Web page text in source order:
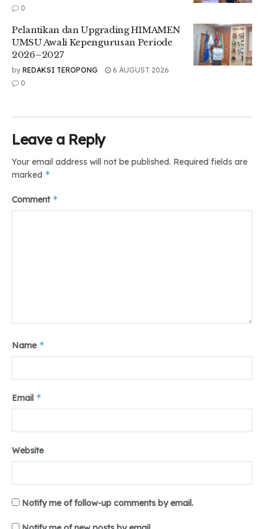
“Saya sangat mengapresiasi semua panitia di balik PKKMB
0
Pelantikan dan Upgrading HIMAMEN
UMSU Awali Kepengurusan Periode
2026–2027
by REDAKSI TEROPONG
6 AUGUST 2026
0
Leave a Reply
Your email address will not be published. Required fields are
marked *
Comment *
Name *
Email *
Website
Notify me of follow-up comments by email.